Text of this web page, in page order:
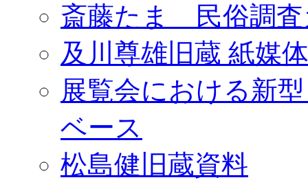
斎藤たま 民俗調査
及川尊雄旧蔵 紙媒
展覧会における新
ベース
松島健旧蔵資料